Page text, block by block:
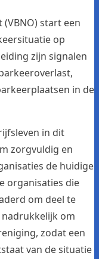
start een
op
zijn signalen
in de
in dit
zorgvuldig en
de huidige
organisaties die
om deel te
om
zodat een
van de situatie